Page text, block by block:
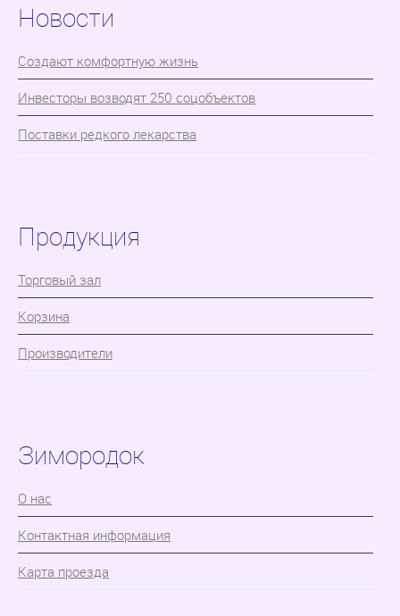
Новости
Cоздают комфортную жизнь
Инвесторы возводят 250 соцобъектов
Поставки редкого лекарства
Продукция
Торговый зал
Корзина
Производители
Зимородок
О нас
Контактная информация
Карта проезда